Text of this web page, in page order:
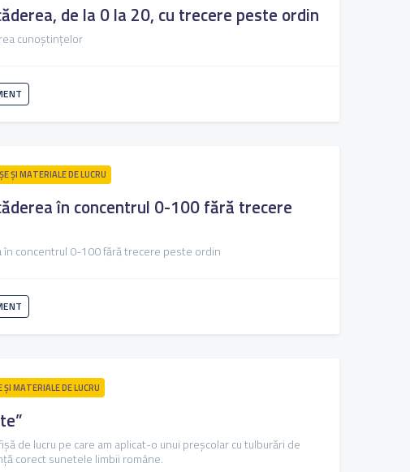
de la 0 la 20, cu trecere peste ordin
cunoștințelor
ŞI MATERIALE DE LUCRU
în concentrul 0-100 fără trecere
în concentrul 0-100 fără trecere peste ordin
ŞI MATERIALE DE LUCRU
de lucru pe care am aplicat-o unui preșcolar cu tulburări de
corect sunetele limbii române.